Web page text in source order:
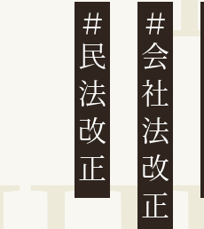
民法改正 会社法改正